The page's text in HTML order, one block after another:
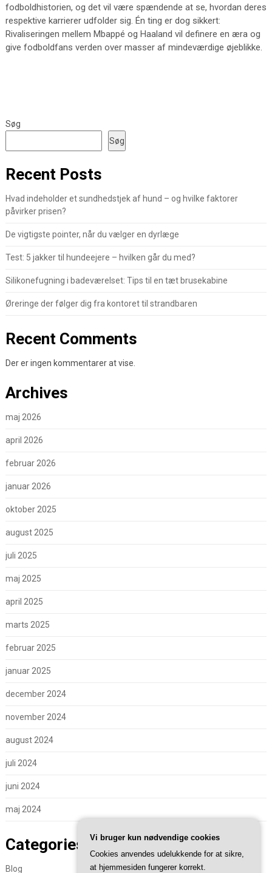
fodboldhistorien, og det vil være spændende at se, hvordan deres
respektive karrierer udfolder sig. Én ting er dog sikkert:
Rivaliseringen mellem Mbappé og Haaland vil definere en æra og
give fodboldfans verden over masser af mindeværdige øjeblikke.
Søg
Søg
Recent Posts
Hvad indeholder et sundhedstjek af hund – og hvilke faktorer
påvirker prisen?
De vigtigste pointer, når du vælger en dyrlæge
Test: 5 jakker til hundeejere – hvilken går du med?
Silikonefugning i badeværelset: Tips til en tæt brusekabine
Øreringe der følger dig fra kontoret til strandbaren
Recent Comments
Der er ingen kommentarer at vise.
Archives
maj 2026
april 2026
februar 2026
januar 2026
oktober 2025
august 2025
juli 2025
maj 2025
april 2025
marts 2025
februar 2025
januar 2025
december 2024
november 2024
august 2024
juli 2024
juni 2024
maj 2024
Categories
Blog
Vi bruger kun nødvendige cookies
Cookies anvendes udelukkende for at sikre,
at hjemmesiden fungerer korrekt.